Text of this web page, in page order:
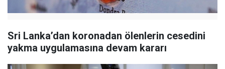
Sri Lanka’dan koronadan ölenlerin cesedini
yakma uygulamasına devam kararı